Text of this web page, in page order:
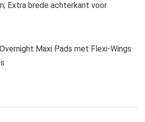
Extra brede achterkant voor
Maxi Pads met Flexi-Wings